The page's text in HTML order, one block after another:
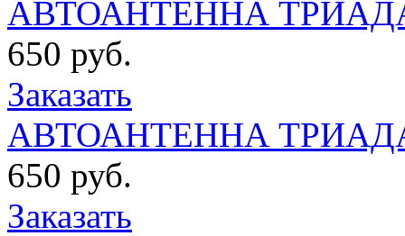
АВТОАНТЕННА
650 руб.
Заказать
АВТОАНТЕННА
650 руб.
Заказать